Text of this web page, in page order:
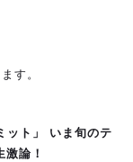
す。
ット」 いま旬のテ
論！